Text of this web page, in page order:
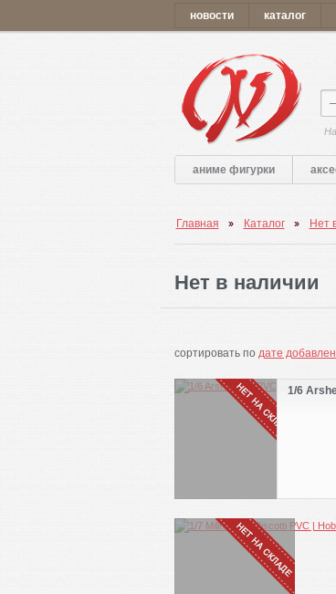
новости каталог
аниме фигурки
Главная Каталог Нет
Нет в наличии
сортировать по дате
1/6